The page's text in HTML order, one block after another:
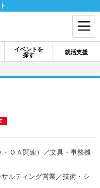
イベントを
探す
就活支援
ログイン
お知らせ
ＯＡ関連） ／文具・事務機
サルティング営業／技術・シ